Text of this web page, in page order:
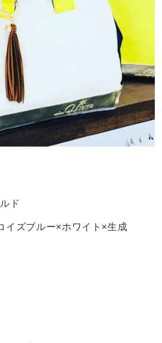
ド
イズブルー×ホワイト×生成